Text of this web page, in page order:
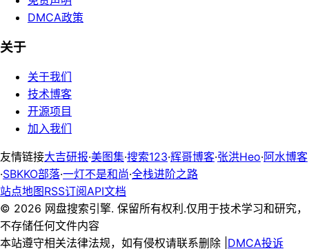
DMCA政策
关于
关于我们
技术博客
开源项目
加入我们
友情链接大吉研报·美图集·搜索123·辉哥博客·张洪Heo·阿水博客
·SBKKO部落·一灯不是和尚·全栈进阶之路
站点地图RSS订阅API文档
© 2026 网盘搜索引擎. 保留所有权利.仅用于技术学习和研究，
不存储任何文件内容
本站遵守相关法律法规，如有侵权请联系删除 | DMCA投诉